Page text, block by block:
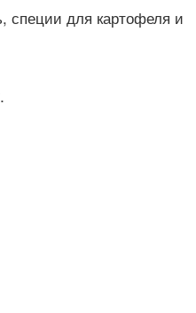
специи для картофеля и